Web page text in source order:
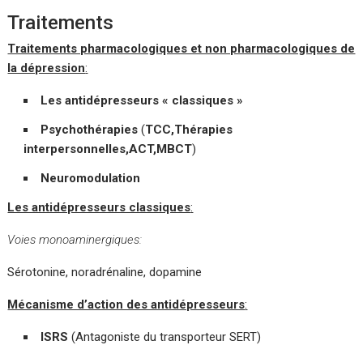
Traitements
Traitements pharmacologiques et non pharmacologiques de
la dépression:
Les antidépresseurs « classiques »
Psychothérapies (TCC,Thérapies
interpersonnelles,ACT,MBCT)
Neuromodulation
Les antidépresseurs classiques:
Voies monoaminergiques:
Sérotonine, noradrénaline, dopamine
Mécanisme d’action des antidépresseurs:
ISRS (Antagoniste du transporteur SERT)